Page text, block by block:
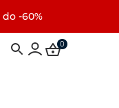
do -60%
0